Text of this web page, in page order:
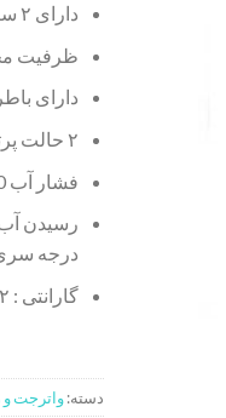
دارای ۲ سری استاندارد
ظرفیت مخزن :
دارای
۲ حالت پرتاب آب : نرم و پالسی
فشار آب 40 تا 90 PSI با 1400 پالس در دقیقه
درجه
گارانتی : ۲ سال تعویض رازان طب آپادانا
دسته:واترجت